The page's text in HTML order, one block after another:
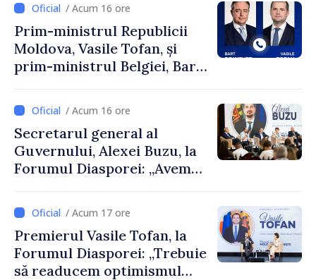
/ Acum 16 ore
Prim-ministrul Republicii
Moldova, Vasile Tofan, și
prim-ministrul Belgiei, Bart
despre parcursul european
al Republicii Moldova.
/ Acum 16 ore
Secretarul general al
Guvernului, Alexei Buzu, la
Forumul Diasporei: „Avem
dumneavoastră pentru a
construi comunități mai
puternice”
/ Acum 17 ore
Premierul Vasile Tofan, la
Forumul Diasporei: „Trebuie
să readucem optimismul